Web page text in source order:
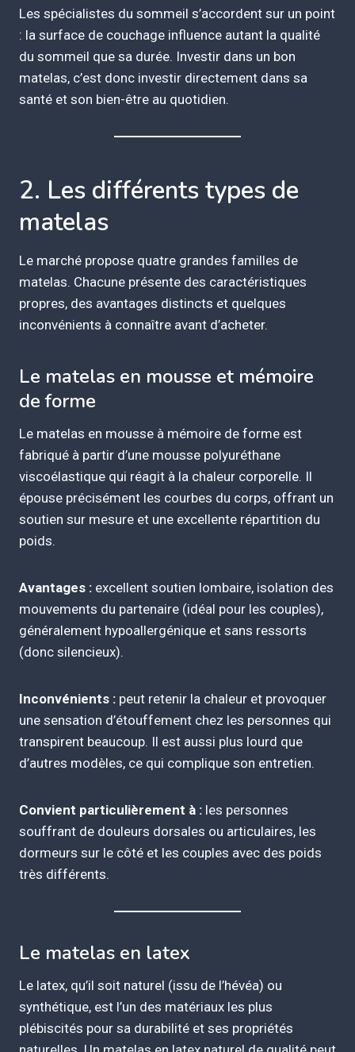
Les spécialistes du sommeil s’accordent sur un point
: la surface de couchage influence autant la qualité
du sommeil que sa durée. Investir dans un bon
matelas, c’est donc investir directement dans sa
santé et son bien-être au quotidien.
2. Les différents types de
matelas
Le marché propose quatre grandes familles de
matelas. Chacune présente des caractéristiques
propres, des avantages distincts et quelques
inconvénients à connaître avant d’acheter.
Le matelas en mousse et mémoire
de forme
Le matelas en mousse à mémoire de forme est
fabriqué à partir d’une mousse polyuréthane
viscoélastique qui réagit à la chaleur corporelle. Il
épouse précisément les courbes du corps, offrant un
soutien sur mesure et une excellente répartition du
poids.
Avantages : excellent soutien lombaire, isolation des
mouvements du partenaire (idéal pour les couples),
généralement hypoallergénique et sans ressorts
(donc silencieux).
Inconvénients : peut retenir la chaleur et provoquer
une sensation d’étouffement chez les personnes qui
transpirent beaucoup. Il est aussi plus lourd que
d’autres modèles, ce qui complique son entretien.
Convient particulièrement à : les personnes
souffrant de douleurs dorsales ou articulaires, les
dormeurs sur le côté et les couples avec des poids
très différents.
Le matelas en latex
Le latex, qu’il soit naturel (issu de l’hévéa) ou
synthétique, est l’un des matériaux les plus
plébiscités pour sa durabilité et ses propriétés